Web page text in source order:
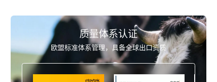
质量体系认证
欧盟标准体系管理，具备全球出口资质